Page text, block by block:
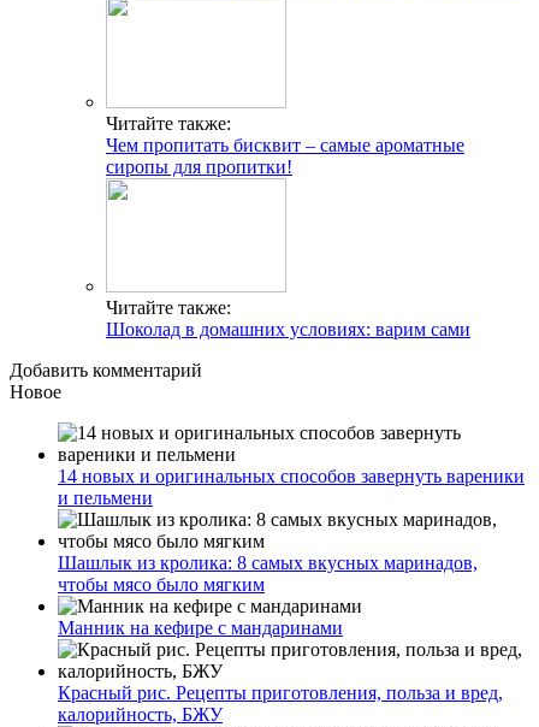
Читайте также:
Чем пропитать бисквит – самые ароматные
сиропы для пропитки!
Читайте также:
Шоколад в домашних условиях: варим сами
Добавить комментарий
Новое
14 новых и оригинальных способов завернуть вареники
и пельмени
Шашлык из кролика: 8 самых вкусных маринадов,
чтобы мясо было мягким
Манник на кефире с мандаринами
Красный рис. Рецепты приготовления, польза и вред,
калорийность, БЖУ